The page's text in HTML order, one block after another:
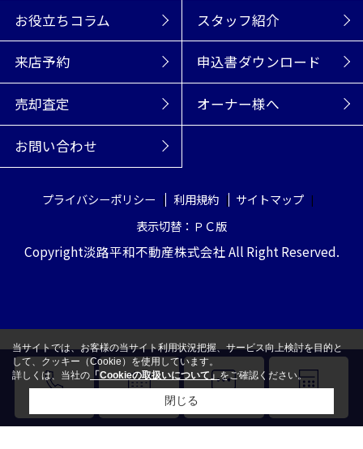
お役立ちコラム スタッフ紹介
来店予約 申込書ダウンロード
売却査定 オーナー様へ
お問い合わせ
プライバシーポリシー 利用規約
サイトマップ
表示切替：ＰＣ版
Copyright淡路平和不動産株式会社 All Right Reserved.
当サイトでは、お客様の当サイト利用状況把握、サービス向上検討を目的と
して、クッキー（Cookie）を使用しています。
詳しくは、当社の 「Cookieの取扱いについて」 をご確認ください。
閉じる